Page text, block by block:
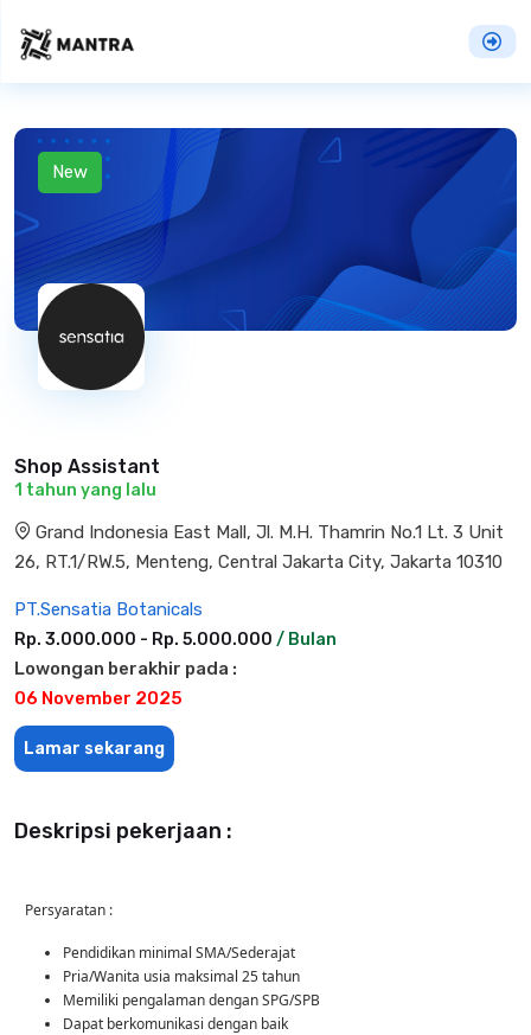
New
Shop Assistant
1 tahun yang lalu
Grand Indonesia East Mall, Jl. M.H. Thamrin No.1 Lt. 3 Unit
26, RT.1/RW.5, Menteng, Central Jakarta City, Jakarta 10310
PT.Sensatia Botanicals
Rp. 3.000.000 - Rp. 5.000.000 / Bulan
Lowongan berakhir pada :
06 November 2025
Lamar sekarang
Deskripsi pekerjaan :
Persyaratan :
Pendidikan minimal SMA/Sederajat
Pria/Wanita usia maksimal 25 tahun
Memiliki pengalaman dengan SPG/SPB
Dapat berkomunikasi dengan baik